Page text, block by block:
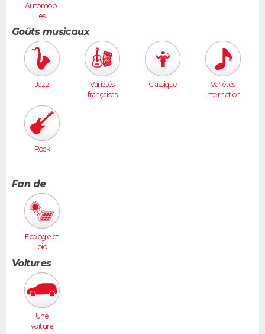
Automobil
es
Goûts musicaux
Jazz
Variétés
françaises
Classique
Variétés
internation
Rock
Fan de
Ecologie et
bio
Voitures
Une
voiture